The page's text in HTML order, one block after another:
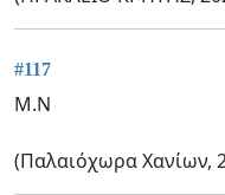
#117
Μ.Ν
(Παλαιόχωρα Χανίων,